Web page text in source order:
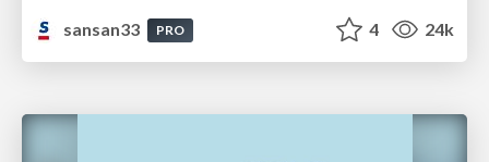
sansan33
PRO 4 24k